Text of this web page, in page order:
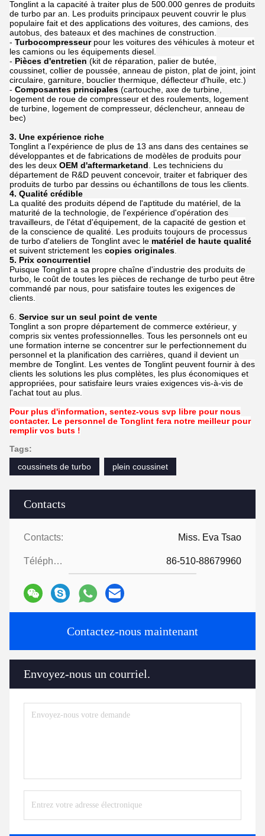
Contacts
Contacts: Miss. Eva Tsao
Téléphone: 86-510-88679960
Contactez-nous maintenant
Envoyez-nous un courriel.
Tonglint a la capacité à traiter plus de 500.000 genres de produits
de turbo par an. Les produits principaux peuvent couvrir le plus
populaire fait et des applications des voitures, des camions, des
autobus, des bateaux et des machines de construction.
- Turbocompresseur pour les voitures des véhicules à moteur et
les camions ou les équipements diesel.
- Pièces d'entretien (kit de réparation, palier de butée,
coussinet, collier de poussée, anneau de piston, plat de joint, joint
circulaire, garniture, bouclier thermique, déflecteur d'huile, etc.)
- Composantes principales (cartouche, axe de turbine,
logement de roue de compresseur et des roulements, logement
de turbine, logement de compresseur, déclencheur, anneau de
bec)
3. Une expérience riche
Tonglint a l'expérience de plus de 13 ans dans des centaines se
développantes et de fabrications de modèles de produits pour
des les deux OEM d'aftermarketand . Les techniciens du
département de R&D peuvent concevoir, traiter et fabriquer des
produits de turbo par dessins ou échantillons de tous les clients.
4. Qualité crédible
La qualité des produits dépend de l'aptitude du matériel, de la
maturité de la technologie, de l'expérience d'opération des
travailleurs, de l'état d'équipement, de la capacité de gestion et
de la conscience de qualité. Les produits toujours de processus
de turbo d'ateliers de Tonglint avec le matériel de haute qualité
et suivent strictement les copies originales
5. Prix concurrentiel
Puisque Tonglint a sa propre chaîne d'industrie des produits de
turbo, le coût de toutes les pièces de rechange de turbo peut être
commandé par nous, pour satisfaire toutes les exigences de
clients.
6. Service sur un seul point de vente
Tonglint a son propre département de commerce extérieur, y
compris six ventes professionnelles. Tous les personnels ont eu
une formation interne se concentrer sur le perfectionnement du
personnel et la planification des carrières, quand il devient un
membre de Tonglint. Les ventes de Tonglint peuvent fournir à des
clients les solutions les plus complètes, les plus économiques et
appropriées, pour satisfaire leurs vraies exigences vis-à-vis de
l'achat tout au plus.
Pour plus d'information, sentez-vous svp libre pour nous
contacter. Le personnel de Tonglint fera notre meilleur pour
remplir vos buts !
Tags:
coussinets de turbo
plein coussinet